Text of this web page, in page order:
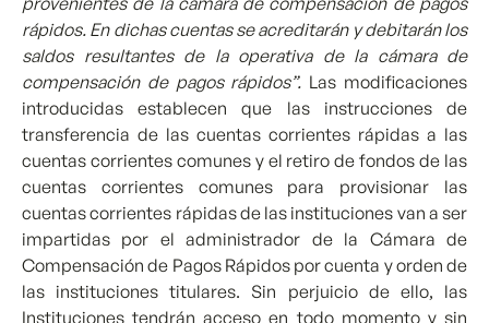
rápidos. En dichas cuentas se acreditarán y debitarán los
saldos resultantes de la operativa de la cámara de
compensación de pagos rápidos”. Las modificaciones
introducidas establecen que las instrucciones de
transferencia de las cuentas corrientes rápidas a las
cuentas corrientes comunes y el retiro de fondos de las
cuentas corrientes comunes para provisionar las
cuentas corrientes rápidas de las instituciones van a ser
impartidas por el administrador de la Cámara de
Compensación de Pagos Rápidos por cuenta y orden de
las instituciones titulares. Sin perjuicio de ello, las
Instituciones tendrán acceso en todo momento y sin